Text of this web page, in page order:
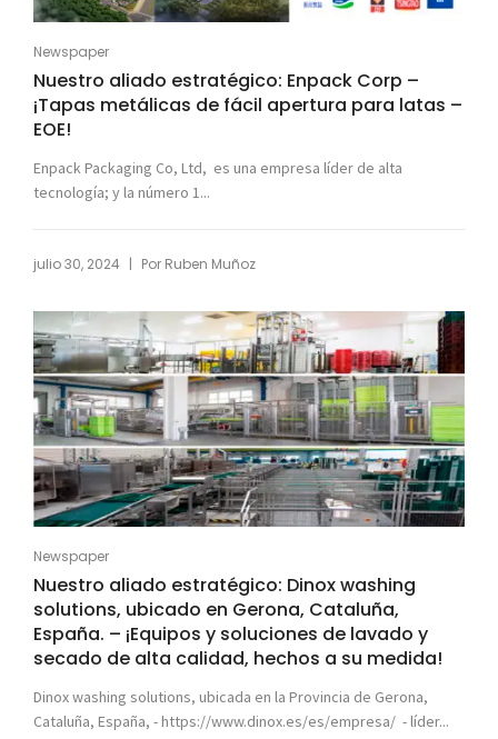
Newspaper
Nuestro aliado estratégico: Enpack Corp –
¡Tapas metálicas de fácil apertura para latas –
EOE!
Enpack Packaging Co, Ltd, es una empresa líder de alta
tecnología; y la número 1...
julio 30, 2024 | Por Ruben Muñoz
Newspaper
Nuestro aliado estratégico: Dinox washing
solutions, ubicado en Gerona, Cataluña,
España. – ¡Equipos y soluciones de lavado y
secado de alta calidad, hechos a su medida!
Dinox washing solutions, ubicada en la Provincia de Gerona,
Cataluña, España, - https://www.dinox.es/es/empresa/ - líder...